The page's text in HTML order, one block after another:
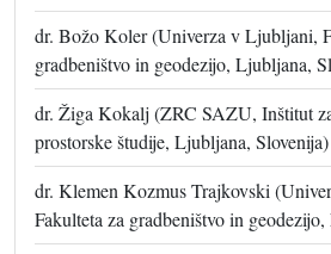
dr. Božo Koler (Univerza v Ljubljani,
gradbeništvo in geodezijo, Ljubljana,
dr. Žiga Kokalj (ZRC SAZU, Inštitut
prostorske študije, Ljubljana, Slovenija)
dr. Klemen Kozmus Trajkovski
Fakulteta za gradbeništvo in